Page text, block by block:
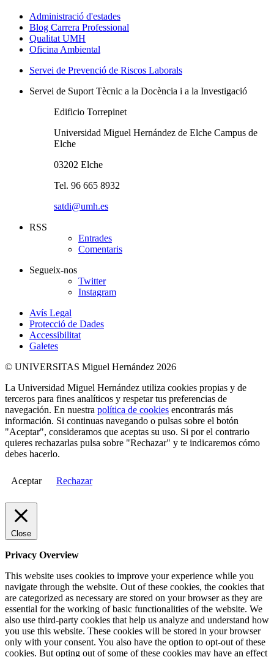
Administració d'estades
Blog Carrera Professional
Qualitat UMH
Oficina Ambiental
Servei de Prevenció de Riscos Laborals
Servei de Suport Tècnic a la Docència i a la Investigació
Edificio Torrepinet
Universidad Miguel Hernández de Elche Campus de
Elche
03202 Elche
Tel. 96 665 8932
satdi@umh.es
RSS
Entrades
Comentaris
Segueix-nos
Twitter
Instagram
Avís Legal
Protecció de Dades
Accessibilitat
Galetes
© UNIVERSITAS Miguel Hernández 2026
La Universidad Miguel Hernández utiliza cookies propias y de
terceros para fines analíticos y respetar tus preferencias de
navegación. En nuestra política de cookies encontrarás más
información. Si continuas navegando o pulsas sobre el botón
"Aceptar", consideramos que aceptas su uso. Si por el contrario
quieres rechazarlas pulsa sobre "Rechazar" y te indicaremos cómo
debes hacerlo.
Aceptar Rechazar
Close
Privacy Overview
This website uses cookies to improve your experience while you
navigate through the website. Out of these cookies, the cookies that
are categorized as necessary are stored on your browser as they are
essential for the working of basic functionalities of the website. We
also use third-party cookies that help us analyze and understand how
you use this website. These cookies will be stored in your browser
only with your consent. You also have the option to opt-out of these
cookies. But opting out of some of these cookies may have an effect